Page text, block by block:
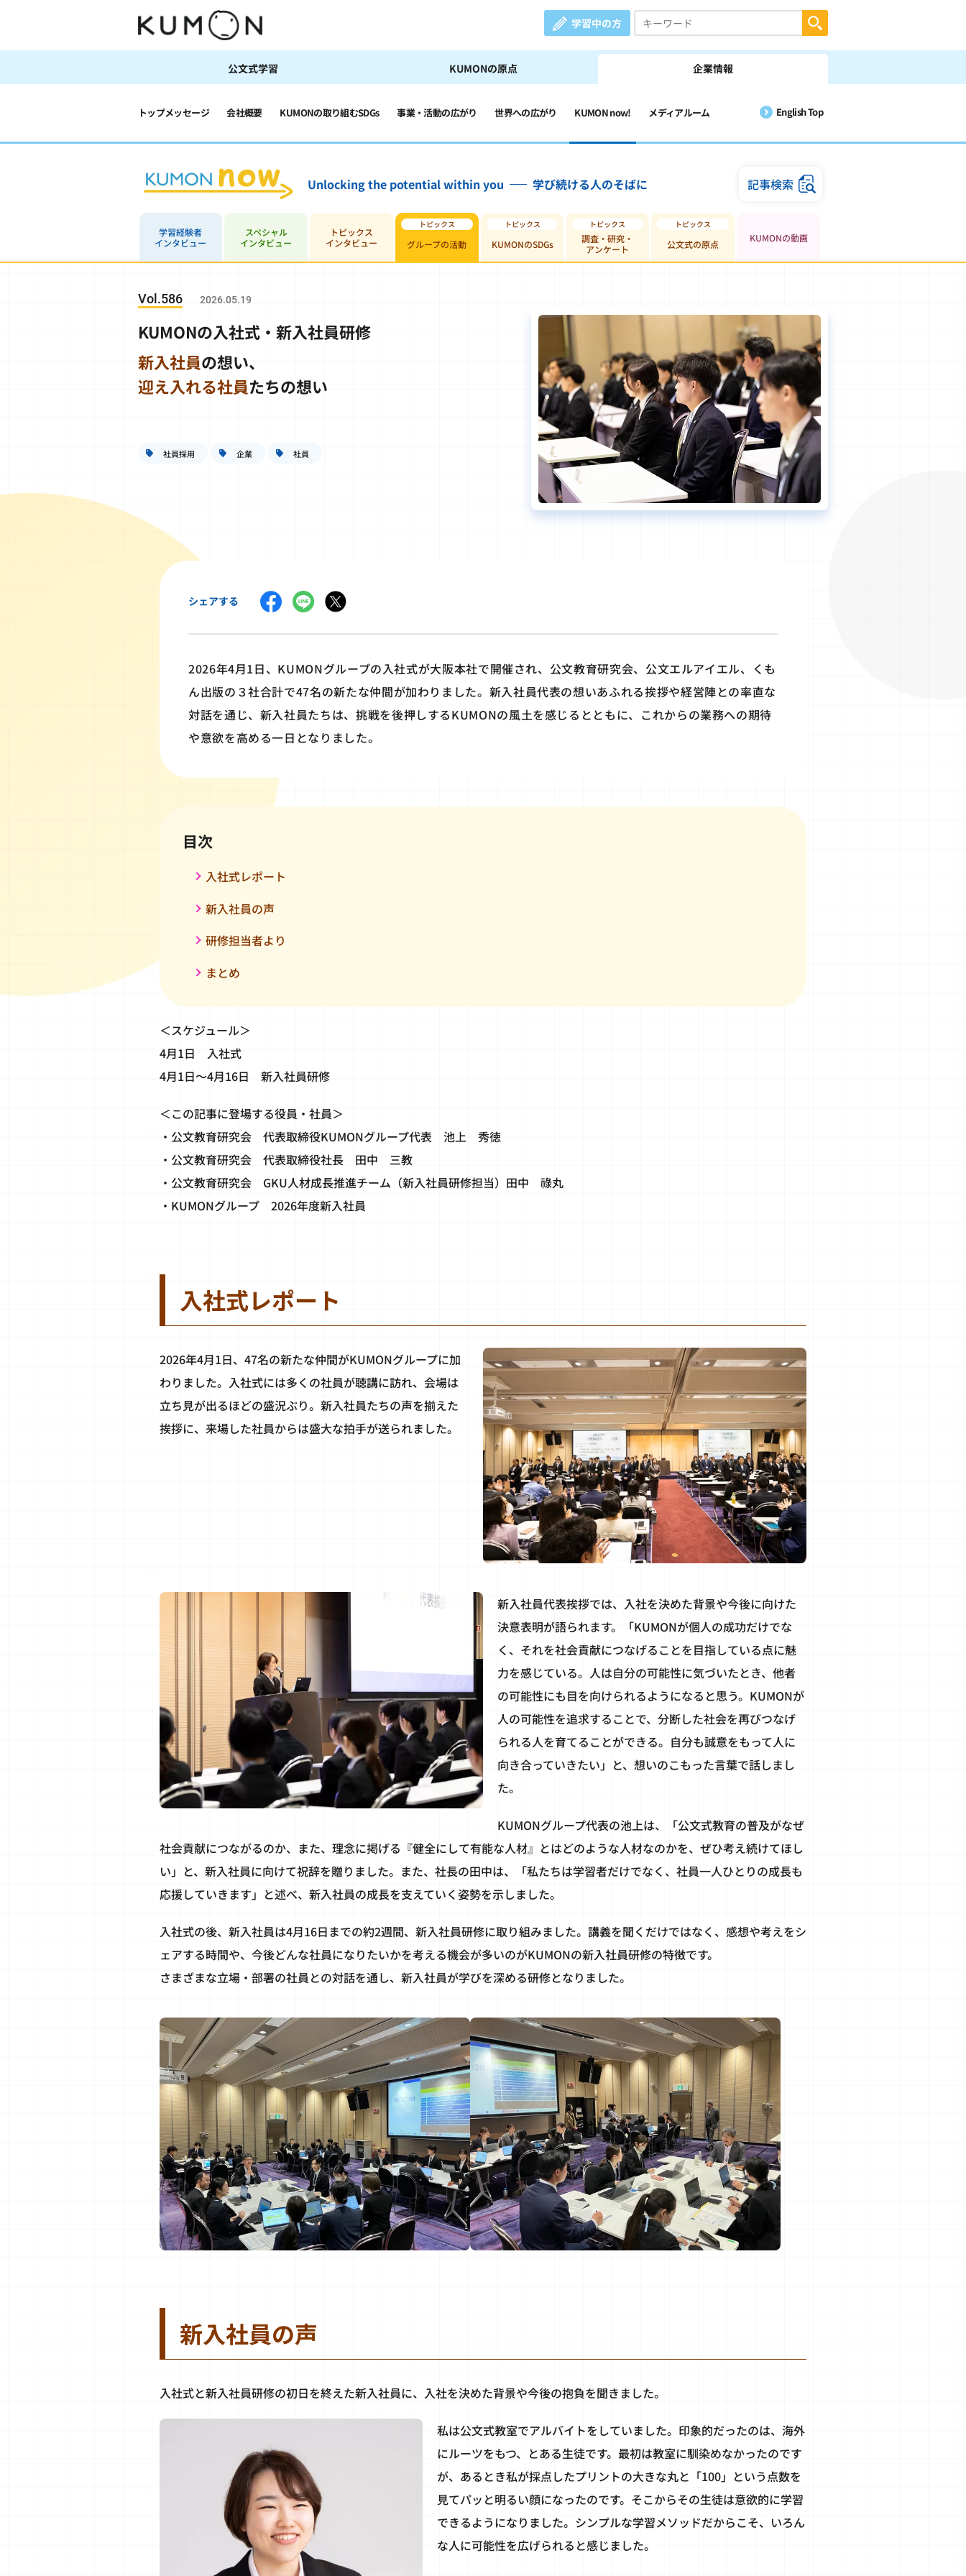
学習中の方
公文式学習 KUMONの原点 企業情報
トップメッセージ 会社概要 KUMONの取り組むSDGs 事業・活動の広がり 世界への広がり KUMON now! メディアルーム English Top
Unlocking the potential within you 学び続ける人のそばに 記事検索
学習経験者
インタビュー
スペシャル
インタビュー
トピックス
インタビュー
グループの活動 KUMONのSDGs
調査・研究・
アンケート
公文式の原点
KUMONの動画
Vol.586 2026.05.19
KUMONの入社式・新入社員研修
新入社員の想い、
迎え入れる社員たちの想い
社員採用 企業 社員
シェアする
2026年4月1日、KUMONグループの入社式が大阪本社で開催され、公文教育研究会、公文エルアイエル、くも
ん出版の３社合計で47名の新たな仲間が加わりました。新入社員代表の想いあふれる挨拶や経営陣との率直な
対話を通じ、新入社員たちは、挑戦を後押しするKUMONの風土を感じるとともに、これからの業務への期待
や意欲を高める一日となりました。
目次
入社式レポート
新入社員の声
研修担当者より
まとめ
＜スケジュール＞
4月1日 入社式
4月1日～4月16日 新入社員研修
＜この記事に登場する役員・社員＞
・公文教育研究会 代表取締役KUMONグループ代表 池上 秀徳
・公文教育研究会 代表取締役社長 田中 三教
・公文教育研究会 GKU人材成長推進チーム（新入社員研修担当）田中 祿丸
・KUMONグループ 2026年度新入社員
入社式レポート
2026年4月1日、47名の新たな仲間がKUMONグループに加
わりました。入社式には多くの社員が聴講に訪れ、会場は
立ち見が出るほどの盛況ぶり。新入社員たちの声を揃えた
挨拶に、来場した社員からは盛大な拍手が送られました。
新入社員代表挨拶では、入社を決めた背景や今後に向けた
決意表明が語られます。「KUMONが個人の成功だけでな
く、それを社会貢献につなげることを目指している点に魅
力を感じている。人は自分の可能性に気づいたとき、他者
の可能性にも目を向けられるようになると思う。KUMONが
人の可能性を追求することで、分断した社会を再びつなげ
られる人を育てることができる。自分も誠意をもって人に
向き合っていきたい」と、想いのこもった言葉で話しまし
た。
KUMONグループ代表の池上は、「公文式教育の普及がなぜ
社会貢献につながるのか、また、理念に掲げる『健全にして有能な人材』とはどのような人材なのかを、ぜひ考え続けてほし
い」と、新入社員に向けて祝辞を贈りました。また、社長の田中は、「私たちは学習者だけでなく、社員一人ひとりの成長も
応援していきます」と述べ、新入社員の成長を支えていく姿勢を示しました。
入社式の後、新入社員は4月16日までの約2週間、新入社員研修に取り組みました。講義を聞くだけではなく、感想や考えをシ
ェアする時間や、今後どんな社員になりたいかを考える機会が多いのがKUMONの新入社員研修の特徴です。
さまざまな立場・部署の社員との対話を通し、新入社員が学びを深める研修となりました。
新入社員の声
入社式と新入社員研修の初日を終えた新入社員に、入社を決めた背景や今後の抱負を聞きました。
私は公文式教室でアルバイトをしていました。印象的だったのは、海外
にルーツをもつ、とある生徒です。最初は教室に馴染めなかったのです
が、あるとき私が採点したプリントの大きな丸と「100」という点数を
見てパッと明るい顔になったのです。そこからその生徒は意欲的に学習
できるようになりました。シンプルな学習メソッドだからこそ、いろん
な人に可能性を広げられると感じました。